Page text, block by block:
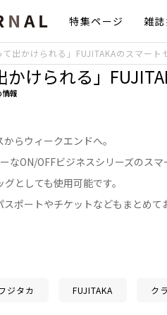
特集ページ 雑
て出かけられる」FUJITAKAのスマート
かけられる」
報
らウィークエンドへ。
なON/OFFビジネスシリーズのスマ
としても使用可能です。
ポートやチケットなどもまとめて
ジタカ FUJITAKA ク